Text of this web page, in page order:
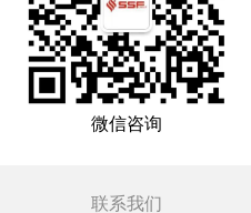
微信咨询
联系我们